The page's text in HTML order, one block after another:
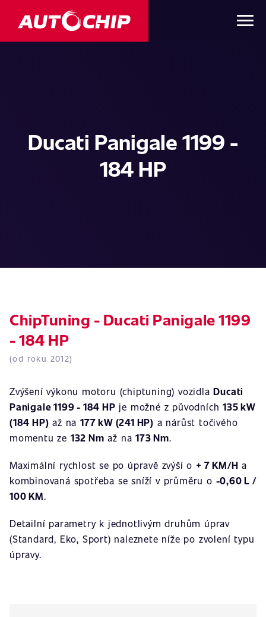
Ducati Panigale 1199 -
184 HP
ChipTuning - Ducati Panigale 1199
- 184 HP
(od roku 2012)
Zvýšení výkonu motoru (chiptuning) vozidlaDucati
Panigale 1199 - 184 HP je možné z původních135 kW
(184 HP) až na177 kW (241 HP) a nárůst točivého
momentu ze 132 Nm až na173 Nm.
Maximální rychlost se po úpravě zvýší o + 7 KM/H a
kombinovaná spotřeba se sníží v průměru o -0,60 L /
100 KM.
Detailní parametry k jednotlivým druhům úprav
(Standard, Eko, Sport) naleznete níže po zvolení typu
úpravy.